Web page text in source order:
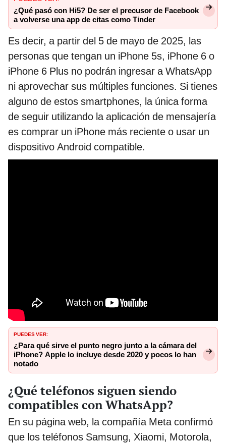
¿Qué pasó con Hi5? De ser el precusor de Facebook
a volverse una app de citas como Tinder
Es decir, a partir del 5 de mayo de 2025, las
personas que tengan un iPhone 5s, iPhone 6 o
iPhone 6 Plus no podrán ingresar a WhatsApp
ni aprovechar sus múltiples funciones. Si tienes
alguno de estos smartphones, la única forma
de seguir utilizando la aplicación de mensajería
es comprar un iPhone más reciente o usar un
dispositivo Android compatible.
PUEDES VER:
¿Para qué sirve el punto negro junto a la cámara del
iPhone? Apple lo incluye desde 2020 y pocos lo han
notado
¿Qué teléfonos siguen siendo
compatibles con WhatsApp?
En su página web, la compañía Meta confirmó
que los teléfonos Samsung, Xiaomi, Motorola,